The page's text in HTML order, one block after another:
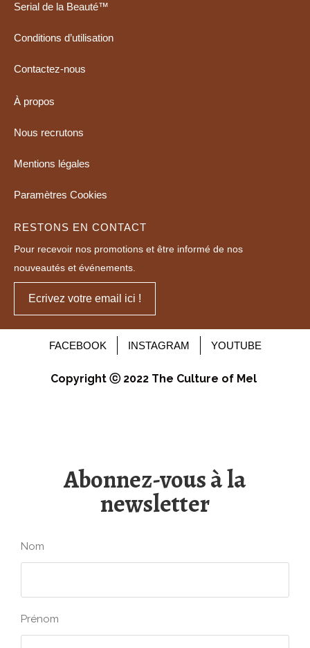
Serial de la Beauté™
Conditions d’utilisation
Contactez-nous
À propos
Nous recrutons
Mentions légales
Paramètres Cookies
RESTONS EN CONTACT
Pour recevoir nos promotions et être informé de nos
nouveautés et événements.
Ecrivez votre email ici !
FACEBOOK INSTAGRAM YOUTUBE
Copyright ⓒ 2022 The Culture of Mel
Abonnez-vous à la
newsletter
Nom
Prénom